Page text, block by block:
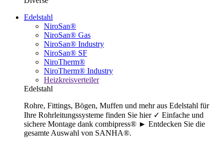
Edelstahl
NiroSan®
NiroSan® Gas
NiroSan® Industry
NiroSan® SF
NiroTherm®
NiroTherm® Industry
Heizkreisverteiler
Edelstahl
Rohre, Fittings, Bögen, Muffen und mehr aus Edelstahl für
Ihre Rohrleitungssysteme finden Sie hier ✓ Einfache und
sichere Montage dank combipress® ► Entdecken Sie die
gesamte Auswahl von SANHA®.